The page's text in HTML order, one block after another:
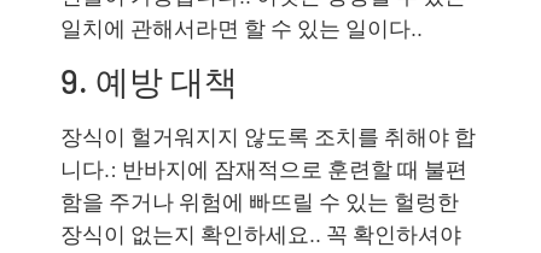
일치에 관해서라면 할 수 있는 일이다..
9. 예방 대책
장식이 헐거워지지 않도록 조치를 취해야 합
니다.: 반바지에 잠재적으로 훈련할 때 불편
함을 주거나 위험에 빠뜨릴 수 있는 헐렁한
장식이 없는지 확인하세요.. 꼭 확인하셔야